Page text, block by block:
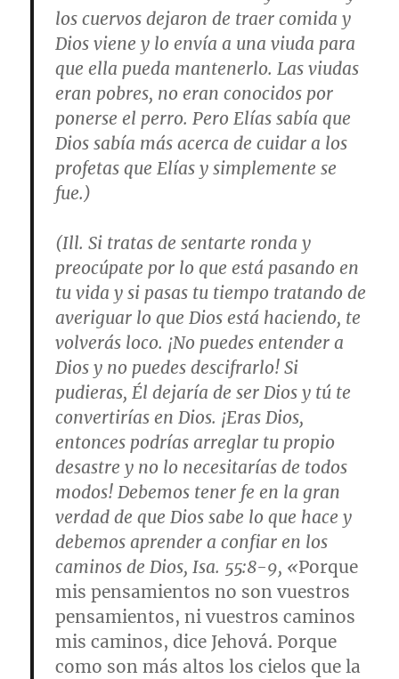
los cuervos dejaron de traer comida y
Dios viene y lo envía a una viuda para
que ella pueda mantenerlo. Las viudas
eran pobres, no eran conocidos por
ponerse el perro. Pero Elías sabía que
Dios sabía más acerca de cuidar a los
profetas que Elías y simplemente se
fue.)
(Ill. Si tratas de sentarte ronda y
preocúpate por lo que está pasando en
tu vida y si pasas tu tiempo tratando de
averiguar lo que Dios está haciendo, te
volverás loco. ¡No puedes entender a
Dios y no puedes descifrarlo! Si
pudieras, Él dejaría de ser Dios y tú te
convertirías en Dios. ¡Eras Dios,
entonces podrías arreglar tu propio
desastre y no lo necesitarías de todos
modos! Debemos tener fe en la gran
verdad de que Dios sabe lo que hace y
debemos aprender a confiar en los
caminos de Dios, Isa. 55:8-9, «Porque
mis pensamientos no son vuestros
pensamientos, ni vuestros caminos
mis caminos, dice Jehová. Porque
como son más altos los cielos que la